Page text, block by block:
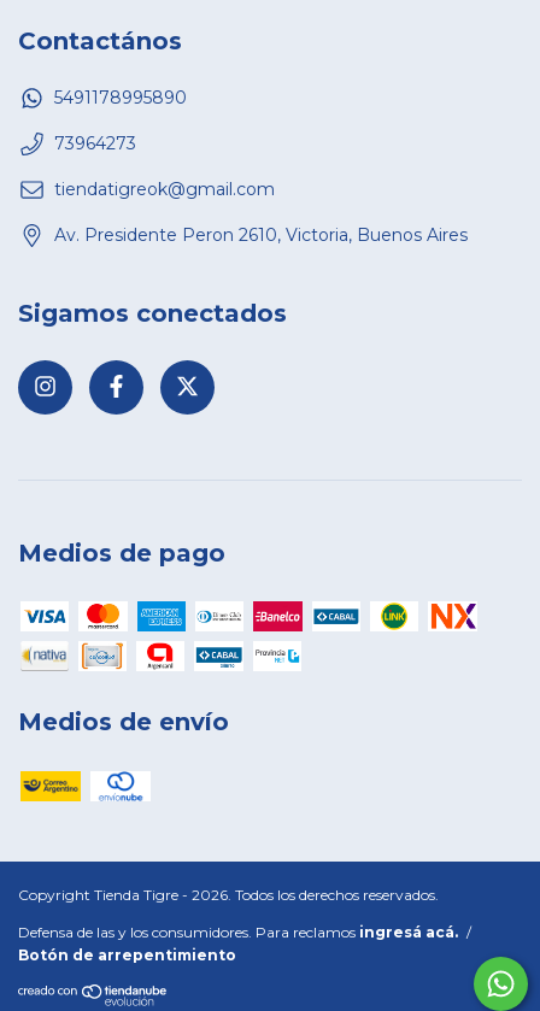
Contactános
5491178995890
73964273
tiendatigreok@gmail.com
Av. Presidente Peron 2610, Victoria, Buenos Aires
Sigamos conectados
Medios de pago
Medios de envío
Copyright Tienda Tigre - 2026. Todos los derechos reservados.
Defensa de las y los consumidores. Para reclamos ingresá acá. /
Botón de arrepentimiento